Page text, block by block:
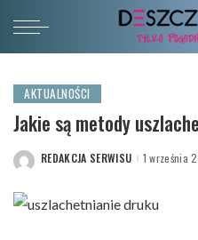
AKTUALNOŚCI
Jakie są metody
POSTED
REDAKCJA SERWISU 1 września